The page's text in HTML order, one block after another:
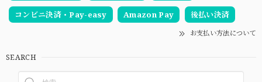
コンビニ決済・Pay-easy Amazon Pay 後払い決済
お支払い方法について
SEARCH